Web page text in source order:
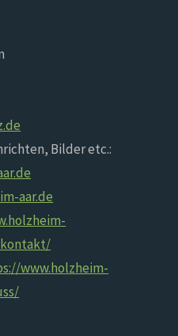
Bilder etc.:
aar.de
www.holzheim-